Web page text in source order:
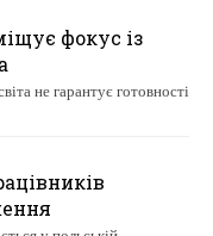
фокус із
не гарантує готовності